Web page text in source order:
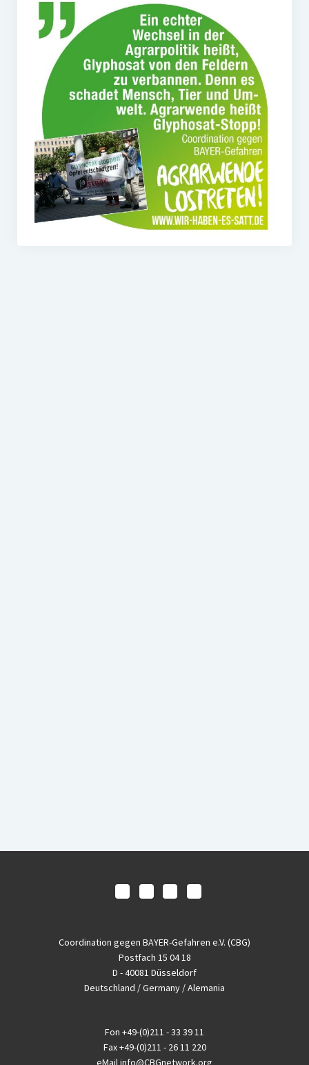
Coordination gegen BAYER-Gefahren e.V. (CBG)
Postfach 15 04 18
D - 40081 Düsseldorf
Deutschland / Germany / Alemania
Fon +49-(0)211 - 33 39 11
Fax+49-(0)211 - 26 11 220
eMail info@CBGnetwork.org